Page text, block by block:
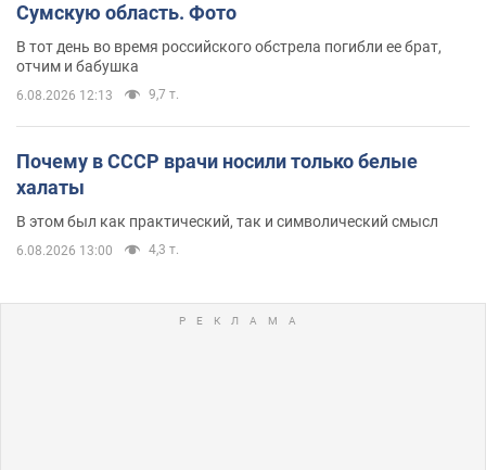
Сумскую область. Фото
В тот день во время российского обстрела погибли ее брат,
отчим и бабушка
6.08.2026 12:13 9,7 т.
Почему в СССР врачи носили только белые
халаты
В этом был как практический, так и символический смысл
6.08.2026 13:00 4,3 т.